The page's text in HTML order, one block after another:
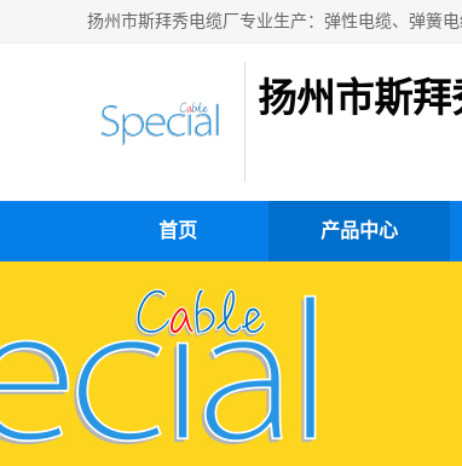
扬州市斯拜
首页 产品中心